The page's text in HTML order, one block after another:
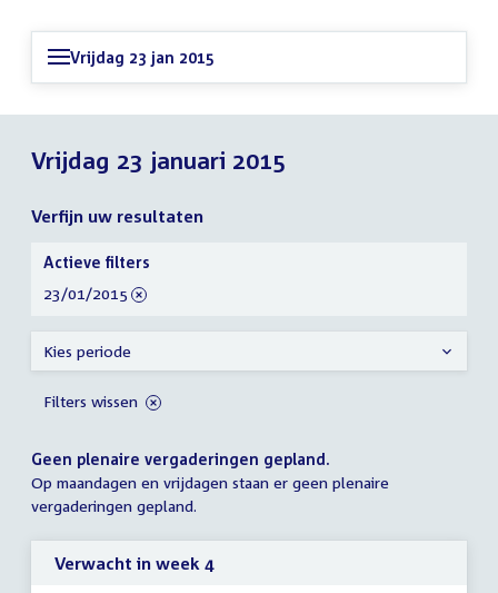
Vrijdag 23 jan 2015
Vrijdag 23 januari 2015
Verfijn uw resultaten
Geen plenaire vergaderingen gepland.
Op maandagen en vrijdagen staan er geen plenaire
vergaderingen gepland.
Verwacht in week 4
Verfijn
uw
resultaten
Actieve filters
verwijder
23/01/2015
Kies periode
Filters wissen